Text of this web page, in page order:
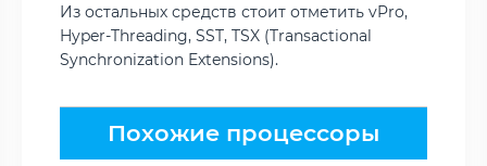
Из остальных средств стоит отметить vPro,
Hyper-Threading, SST, TSX (Transactional
Synchronization Extensions).
Похожие процессоры